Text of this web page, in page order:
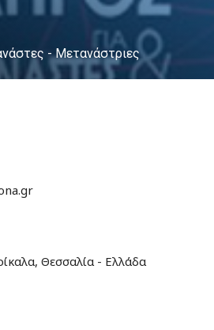
- Μετανάστριες
Θεσσαλία - Ελλάδα